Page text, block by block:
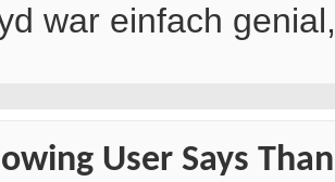
war einfach
User Says